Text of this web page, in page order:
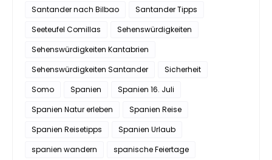
Santander nach Bilbao
Santander Tipps
Seeteufel Comillas
Sehenswürdigkeiten
Sehenswürdigkeiten Kantabrien
Sehenswürdigkeiten Santander
Sicherheit
Somo
Spanien
Spanien 16. Juli
Spanien Natur erleben
Spanien Reise
Spanien Reisetipps
Spanien Urlaub
spanien wandern
spanische Feiertage